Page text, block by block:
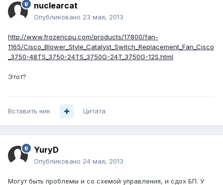
nuclearcat
Опубликовано 23 мая, 2013
http://www.frozencpu.com/products/17800/fan-
1165/Cisco_Blower_Style_Catalyst_Switch_Replacement_Fan_Cisco
_3750-48TS_3750-24TS_3750G-24T_3750G-12S.html
Этот?
Вставить ник Цитата
YuryD
Опубликовано 24 мая, 2013
Могут быть проблемы и со схемой управления, и сдох БП. У